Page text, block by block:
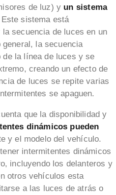
de luz) y un sistema
sistema está
secuencia de luces en un
la secuencia
de la línea de luces y se
creando un efecto de
de luces se repite varias
se apaguen.
que la disponibilidad y
dinámicos pueden
y el modelo del vehículo.
intermitentes dinámicos
incluyendo los delanteros y
otros vehículos esta
a las luces de atrás o